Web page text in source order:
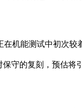
能测试中初次较
守的复刻，预估将